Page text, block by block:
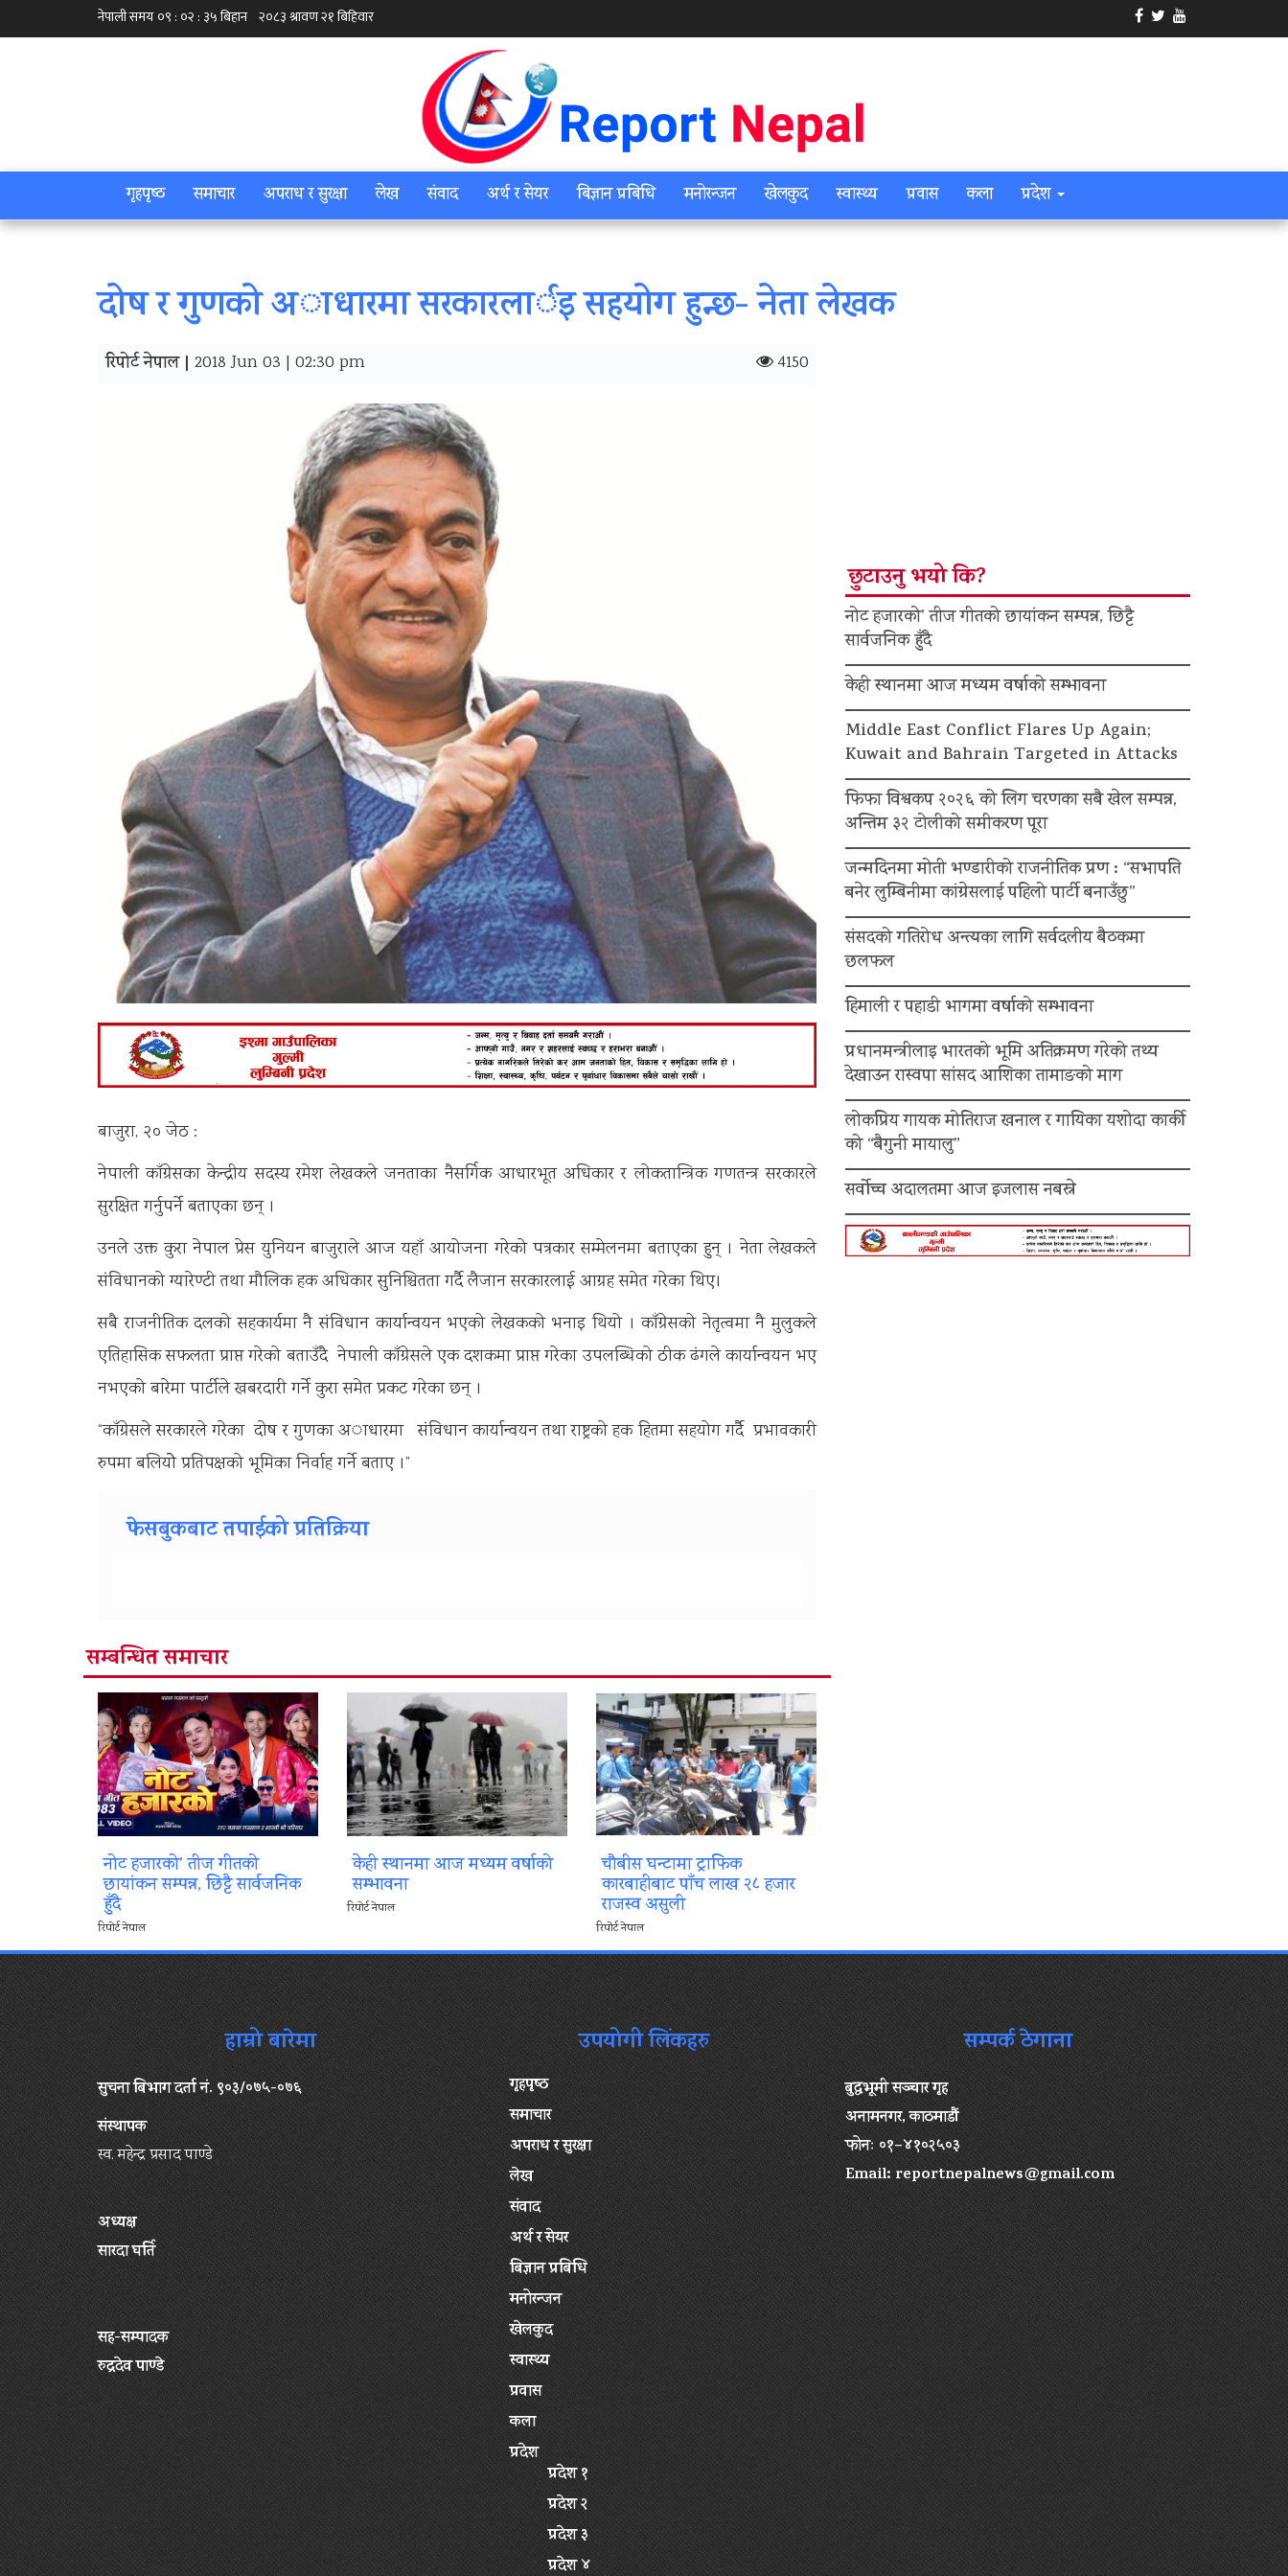
गृहपृष्‍ठ समाचार अपराध र सुरक्षा लेख संवाद अर्थ र सेयर बिज्ञान प्रबिधि मनोरन्जन खेलकुद स्वास्थ्य प्रवास कला प्रदेश
दाेष र गुणकाे अाधारमा सरकारलार्इ सहयाेग हुन्छ- नेता लेखक
रिपोर्ट नेपाल | 2018 Jun 03 | 02:30 pm 4150
बाजुरा, २० जेठ :
नेपाली काँग्रेसका केन्द्रीय सदस्य रमेश लेखकले जनताका नैसर्गिक आधारभूत अधिकार र लोकतान्त्रिक गणतन्त्र सरकारले
सुरक्षित गर्नुपर्ने बताएका छन् ।
उनले उक्त कुरा नेपाल प्रेस युनियन बाजुराले आज यहाँ आयोजना गरेको पत्रकार सम्मेलनमा बताएका हुन् । नेता लेखकले
संविधानको ग्यारेण्टी तथा मौलिक हक अधिकार सुनिश्चितता गर्दै लैजान सरकारलाई आग्रह समेत गरेका थिए।
सबै राजनीतिक दलको सहकार्यमा नै संविधान कार्यान्वयन भएको लेखकको भनाइ थियो । काँग्रेसको नेतृत्वमा नै मुलुकले
एतिहासिक सफलता प्राप्त गरेको बताउँदै नेपाली काँग्रेसले एक दशकमा प्राप्त गरेका उपलब्धिको ठीक ढंगले कार्यान्वयन भए
नभएको बारेमा पार्टीले खबरदारी गर्ने कुरा समेत प्रकट गरेका छन् ।
“काँग्रेसले सरकारले गरेका दाेष र गुणका अाधारमा संविधान कार्यान्वयन तथा राष्ट्रको हक हितमा सहयोग गर्दै प्रभावकारी
रुपमा बलियोे प्रतिपक्षको भूमिका निर्वाह गर्ने बताए ।”
फेसबुकबाट तपाईको प्रतिक्रिया
सम्बन्धित समाचार
नोट हजारको’ तीज गीतको
छायांकन सम्पन्न, छिट्टै सार्वजनिक
हुँदै
रिपोर्ट नेपाल
केही स्थानमा आज मध्यम वर्षाको
सम्भावना
रिपोर्ट नेपाल
चौबीस घन्टामा ट्राफिक
कारबाहीबाट पाँच लाख २८ हजार
राजस्व असुली
रिपोर्ट नेपाल
छुटाउनु भयो कि?
नोट हजारको’ तीज गीतको छायांकन सम्पन्न, छिट्टै
सार्वजनिक हुँदै
केही स्थानमा आज मध्यम वर्षाको सम्भावना
Middle East Conflict Flares Up Again;
Kuwait and Bahrain Targeted in Attacks
फिफा विश्वकप २०२६ को लिग चरणका सबै खेल सम्पन्न,
अन्तिम ३२ टोलीको समीकरण पूरा
जन्मदिनमा मोती भण्डारीको राजनीतिक प्रण : “सभापति
बनेर लुम्बिनीमा कांग्रेसलाई पहिलो पार्टी बनाउँछु”
संसदको गतिरोध अन्त्यका लागि सर्वदलीय बैठकमा
छलफल
हिमाली र पहाडी भागमा वर्षाको सम्भावना
प्रधानमन्त्रीलाइ भारतको भूमि अतिक्रमण गरेको तथ्य
देखाउन रास्वपा सांसद आशिका तामाङको माग
लोकप्रिय गायक मोतिराज खनाल र गायिका यशोदा कार्की
को “बैगुनी मायालु”
सर्वोच्च अदालतमा आज इजलास नबस्ने
हाम्रो बारेमा
सुचना बिभाग दर्ता नं. ९०३/०७५-०७६
संस्थापक
स्व. महेन्द्र प्रसाद पाण्डे
अध्यक्ष
सारदा घर्ति
सह-सम्पादक
रुद्रदेव पाण्डे
उपयोगी लिंकहरु
गृहपृष्‍ठ
समाचार
अपराध र सुरक्षा
लेख
संवाद
अर्थ र सेयर
बिज्ञान प्रबिधि
मनोरन्जन
खेलकुद
स्वास्थ्य
प्रवास
कला
प्रदेश
प्रदेश १
प्रदेश २
प्रदेश ३
प्रदेश ४
सम्पर्क ठेगाना
बुद्धभूमी सञ्चार गृह
अनामनगर, काठमाडौं
फोनः ०१–४१०२५०३
Email:reportnepalnews@gmail.com